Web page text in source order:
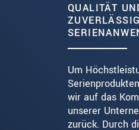
QUALITÄT
Um
wir auf das
unserer
zurück. Durch